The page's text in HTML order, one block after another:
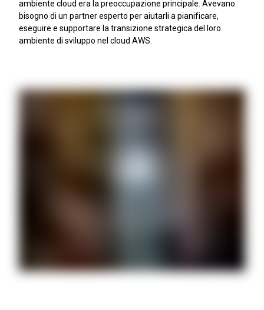
ambiente cloud era la preoccupazione principale. Avevano
bisogno di un partner esperto per aiutarli a pianificare,
eseguire e supportare la transizione strategica del loro
ambiente di sviluppo nel cloud AWS.